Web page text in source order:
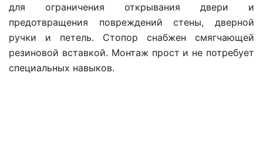
для ограничения открывания двери и
предотвращения повреждений стены, дверной
ручки и петель. Стопор снабжен смягчающей
резиновой вставкой. Монтаж прост и не потребует
специальных навыков.